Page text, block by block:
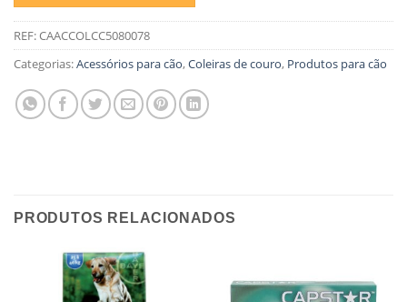
REF:CAACCOLCC5080078
Categorias:Acessórios para cão,Coleiras de couro, Produtos para cão
PRODUTOS RELACIONADOS